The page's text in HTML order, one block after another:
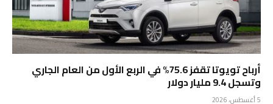
أرباح تويوتا تقفز 75.6% في الربع الأول من العام الجاري
وتسجل 9.4 مليار دولار
5 أغسطس، 2026